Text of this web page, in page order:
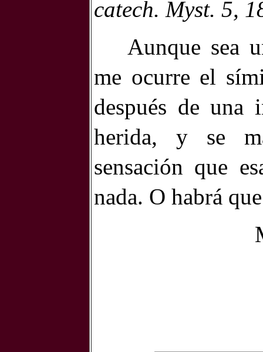
catech. Myst. 5,
Aunque sea
me ocurre el
después de una
herida, y se
sensación que
nada. O habrá